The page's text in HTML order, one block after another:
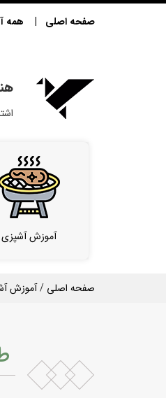
صفحه اصلی همه
آموزش آشپزی
صفحه اصلی /آموزش